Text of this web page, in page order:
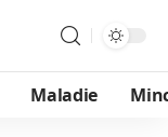
Maladie